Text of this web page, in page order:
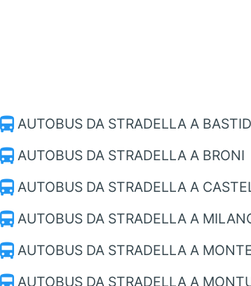
directions_bus AUTOBUS DA STRADELLA A
directions_bus AUTOBUS DA STRADELLA A BRONI
directions_bus AUTOBUS DA STRADELLA A
directions_bus AUTOBUS DA STRADELLA A
directions_bus AUTOBUS DA STRADELLA A
AUTOBUS DA STRADELLA A